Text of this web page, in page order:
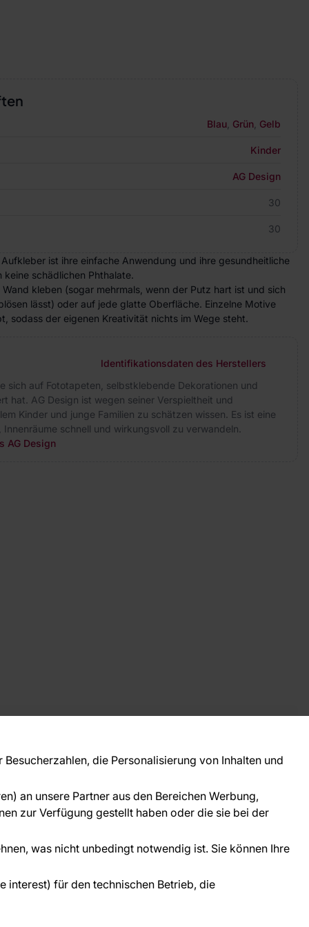
die Personalisierung von Inhalten und
an unsere Partner aus den Bereichen Werbung,
zur Verfügung gestellt haben oder die sie bei der
was nicht unbedingt notwendig ist. Sie können Ihre
interest) für den technischen Betrieb, die
Blau Grün Gelb
Kinder
AG Design
30
30
ist ihre einfache Anwendung und ihre gesundheitliche
schädlichen Phthalate.
kleben (sogar mehrmals, wenn der Putz hart ist und sich
lässt) oder auf jede glatte Oberfläche. Einzelne Motive
sodass der eigenen Kreativität nichts im Wege steht.
Identifikationsdaten des Herstellers
sich auf Fototapeten, selbstklebende Dekorationen und
hat. AG Design ist wegen seiner Verspieltheit und
Kinder und junge Familien zu schätzen wissen. Es ist eine
schnell und wirkungsvoll zu verwandeln.
AG Design
persönlich.